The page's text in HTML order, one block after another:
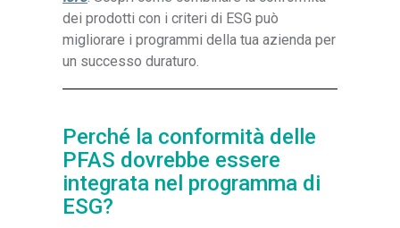
dei prodotti con i criteri di ESG può
migliorare i programmi della tua azienda per
un successo duraturo.
Perché la conformità delle
PFAS dovrebbe essere
integrata nel programma di
ESG?